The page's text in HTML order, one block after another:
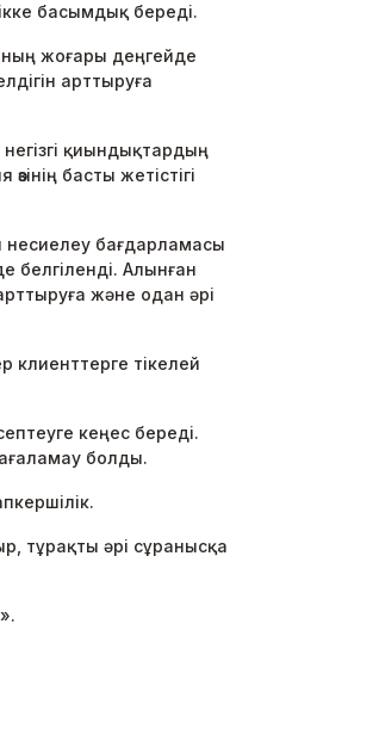
басымдық береді.
жоғары деңгейде
арттыруға
қиындықтардың
басты жетістігі
бағдарламасы
белгіленді. Алынған
және одан әрі
тікелей
кеңес береді.
болды.
тұрақты әрі сұранысқа